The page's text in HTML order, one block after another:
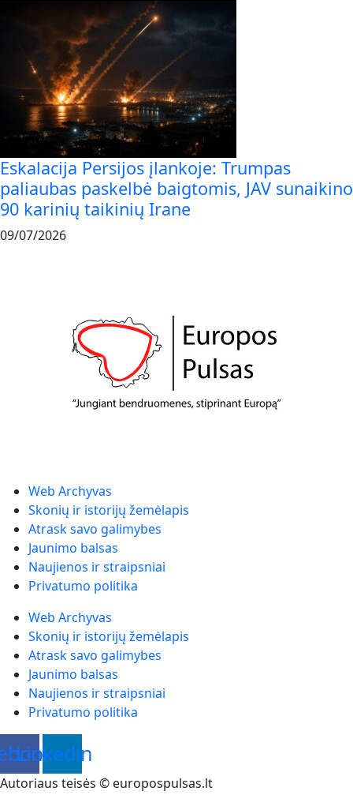
Eskalacija Persijos įlankoje: Trumpas
paliaubas paskelbė baigtomis, JAV sunaikino
90 karinių taikinių Irane
09/07/2026
Web Archyvas
Skonių ir istorijų žemėlapis
Atrask savo galimybes
Jaunimo balsas
Naujienos ir straipsniai
Privatumo politika
Web Archyvas
Skonių ir istorijų žemėlapis
Atrask savo galimybes
Jaunimo balsas
Naujienos ir straipsniai
Privatumo politika
Linkedin
Autoriaus teisės © europospulsas.lt